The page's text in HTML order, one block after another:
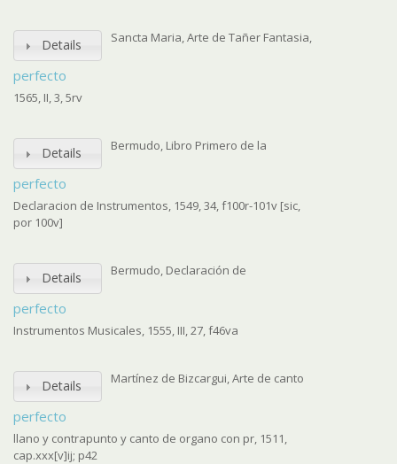
Details
perfecto
Sancta Maria, Arte de Tañer Fantasia,
1565, II, 3, 5rv
Details
perfecto
Bermudo, Libro Primero de la
Declaracion de Instrumentos, 1549, 34, f100r-101v [sic,
por 100v]
Details
perfecto
Bermudo, Declaración de
Instrumentos Musicales, 1555, III, 27, f46va
Details
perfecto
Martínez de Bizcargui, Arte de canto
llano y contrapunto y canto de organo con pr, 1511,
cap.xxx[v]ij; p42